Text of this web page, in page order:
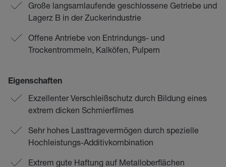
Große langsamlaufende geschlossene Getriebe und
Lagerz B in der Zuckerindustrie
Offene Antriebe von Entrindungs- und
Trockentrommeln, Kalköfen, Pulpern
Eigenschaften
Exzellenter Verschleißschutz durch Bildung eines
extrem dicken Schmierfilmes
Sehr hohes Lasttragevermögen durch spezielle
Hochleistungs-Additivkombination
Extrem gute Haftung auf Metalloberflächen